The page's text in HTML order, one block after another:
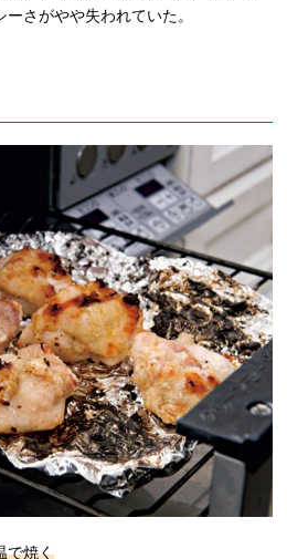
さがやや失われていた。
で焼く